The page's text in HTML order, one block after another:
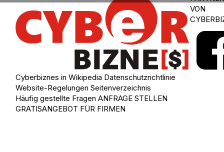
Cyberbiznes in Wikipedia Datenschutzrichtlinie
Website-Regelungen Seitenverzeichnis
Häufig gestellte Fragen ANFRAGE STELLEN
GRATISANGEBOT FÜR FIRMEN
VON